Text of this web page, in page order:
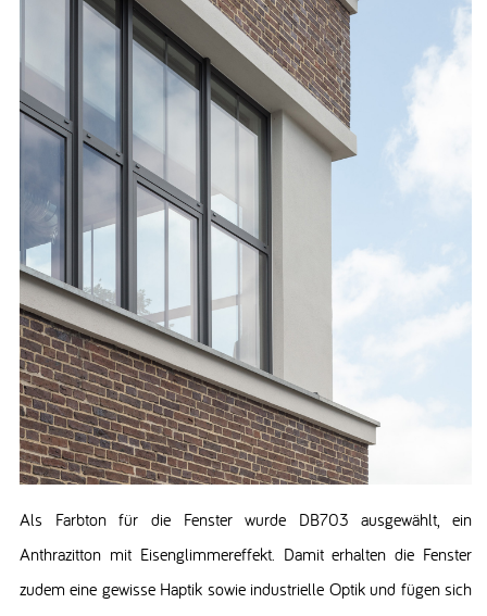
Als Farbton für die Fenster wurde DB703 ausgewählt, ein
Anthrazitton mit Eisenglimmereffekt. Damit erhalten die Fenster
zudem eine gewisse Haptik sowie industrielle Optik und fügen sich